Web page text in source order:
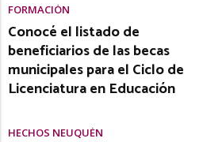
FORMACIÓN
Conocé el listado de
beneficiarios de las becas
municipales para el Ciclo de
Licenciatura en Educación
HECHOS NEUQUÉN